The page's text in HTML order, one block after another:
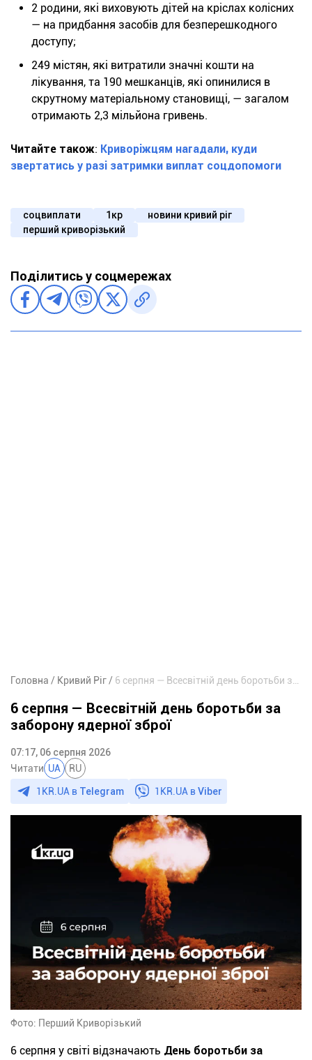
2 родини, які виховують дітей на кріслах колісних
— на придбання засобів для безперешкодного
доступу;
249 містян, які витратили значні кошти на
лікування, та 190 мешканців, які опинилися в
скрутному матеріальному становищі, — загалом
отримають 2,3 мільйона гривень.
Читайте також: Криворіжцям нагадали, куди
звертатись у разі затримки виплат соцдопомоги
соцвиплати 1кр
новини кривий ріг
перший криворізький
Поділитись у соцмережах
Головна Кривий Ріг
6 серпня — Всесвітній день боротьби за
заборону ядерної зброї
07:17, 06 серпня 2026
Читати UA RU
1KR.UA в Telegram 1KR.UA вViber
Фото: Перший Криворізький
6 серпня у світі відзначають День боротьби за